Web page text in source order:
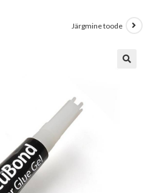
Järgmine toode